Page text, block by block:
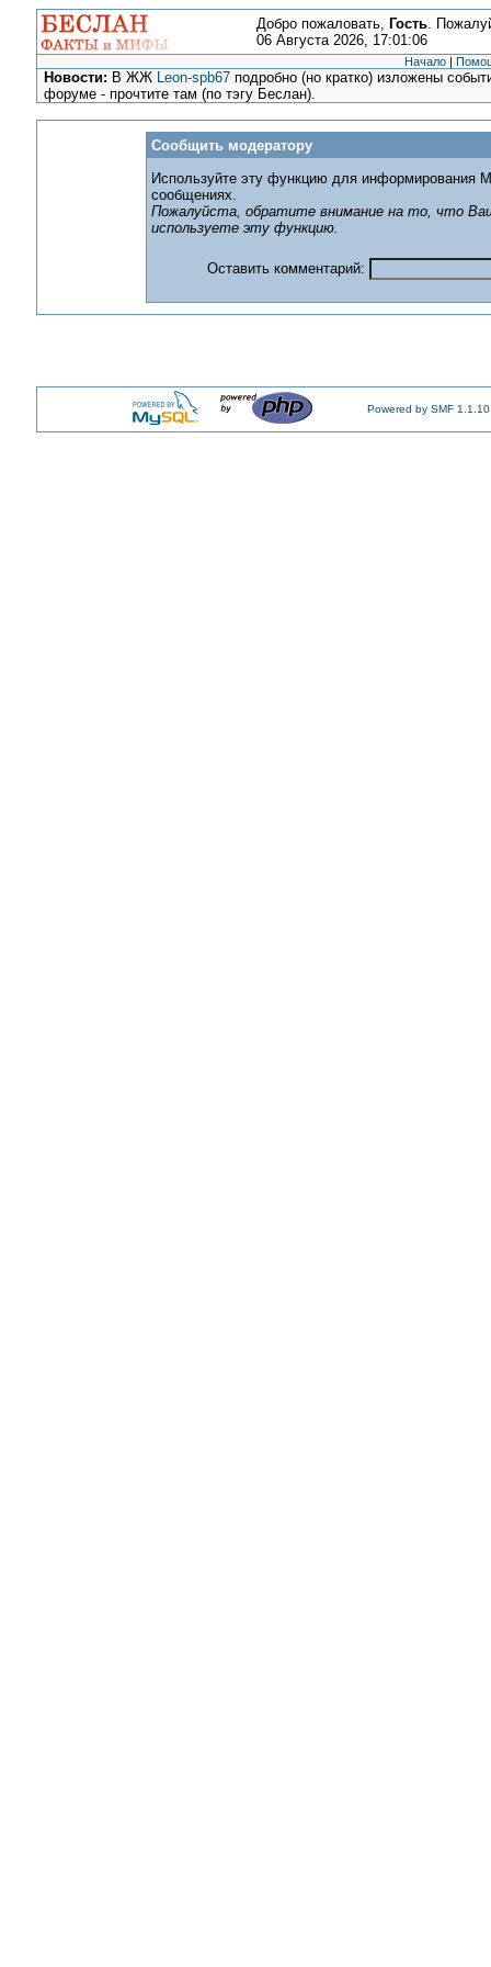
Добро пожаловать, Гость.
06 Августа 2026, 17:01:06
Начало |
Новости: В ЖЖ Leon-spb67 подробно (но кратко) изложены
форуме - прочтите там (по тэгу Беслан).
Сообщить модератору
Используйте эту функцию для информирования
сообщениях.
Пожалуйста, обратите внимание на то, что
используете эту функцию.
Оставить комментарий:
Powered by SMF 1.1.10